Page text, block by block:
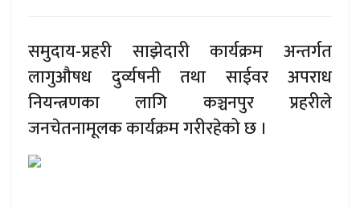
समुदाय-प्रहरी साझेदारी कार्यक्रम अन्तर्गत
लागुऔषध दुर्व्यषनी तथा साईवर अपराध
नियन्त्रणका लागि कञ्चनपुर प्रहरीले
जनचेतनामूलक कार्यक्रम गरीरहेको छ ।